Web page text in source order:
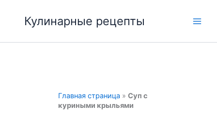
содержимому
Кулинарные рецепты
Главная страница » Суп с
куриными крыльями